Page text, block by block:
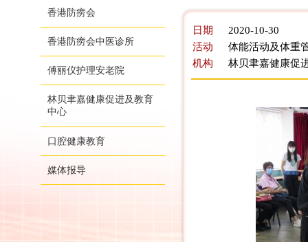
香港防痨会
香港防痨会中医诊所
傅丽仪护理安老院
林贝聿嘉健康促进及教育
中心
口腔健康教育
媒体报导
日期
2020-10-30
活动
体能活动及体重
机构
林贝聿嘉健康促